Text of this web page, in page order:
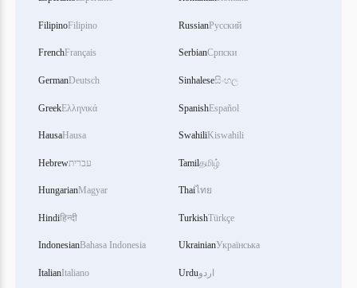
FilipinoFilipino
FrenchFrançais
GermanDeutsch
GreekΕλληνικά
HausaHausa
Hebrewעברית
HungarianMagyar
Hindiहिन्दी
IndonesianBahasa Indonesia
ItalianItaliano
RussianРусский
SerbianСрпски
Sinhaleseසිංහල
SpanishEspañol
SwahiliKiswahili
Tamilதமிழ்
Thaiไทย
TurkishTürkçe
UkrainianУкраїнська
Urduاردو